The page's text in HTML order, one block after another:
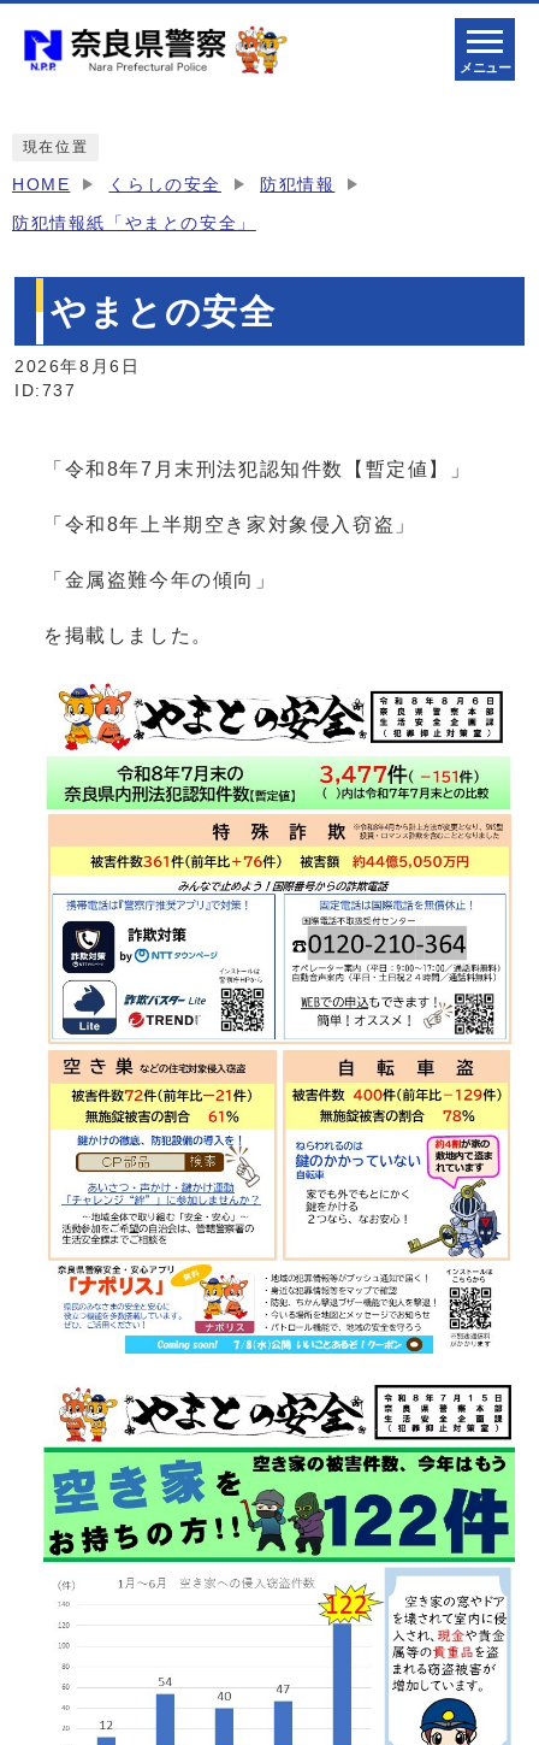
メニュー
現在位置
HOME くらしの安全 防犯情報
防犯情報紙「やまとの安全」
やまとの安全
2026年8月6日
ID:737
「令和8年7月末刑法犯認知件数【暫定値】」
「令和8年上半期空き家対象侵入窃盗」
「金属盗難今年の傾向」
を掲載しました。